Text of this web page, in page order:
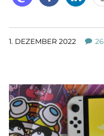
1. DEZEMBER 2022 26